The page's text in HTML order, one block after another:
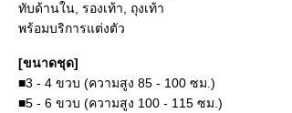
ทับด้านใน, รองเท้า, ถุงเท้า
พร้อมบริการแต่งตัว
[ขนาดชุด]
■3 - 4 ขวบ (ความสูง 85 - 100 ซม.)
■5 - 6 ขวบ (ความสูง 100 - 115 ซม.)